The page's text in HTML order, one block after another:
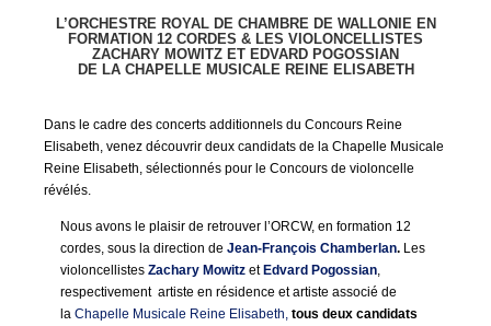
L’ORCHESTRE ROYAL DE CHAMBRE DE WALLONIE EN
FORMATION 12 CORDES & LES VIOLONCELLISTES
ZACHARY MOWITZ ET EDVARD POGOSSIAN
DE LA CHAPELLE MUSICALE REINE ELISABETH
Dans le cadre des concerts additionnels du Concours Reine
Elisabeth, venez découvrir deux candidats de la Chapelle Musicale
Reine Elisabeth, sélectionnés pour le Concours de violoncelle
révélés.
Nous avons le plaisir de retrouver l’ORCW, en formation 12
cordes, sous la direction de Jean-François Chamberlan. Les
violoncellistes Zachary Mowitz etEdvard Pogossian,
respectivement artiste en résidence et artiste associé de
la Chapelle Musicale Reine Elisabeth, tous deux candidats